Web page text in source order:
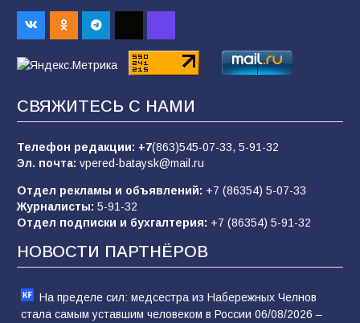
88 06.08.2026
пропагандистский вброс
«Слухами Москву не возьмёшь»: почему
заявления Киева о мобилизации — это
отчаяние, а не разведка
80 02.08.2026
СВЯЖИТЕСЬ С НАМИ
Телефон редакции: +7(863)545-07-33, 5-91-32
Эл. почта: vpered-bataysk@mail.ru
Отдел рекламы и объявлений: +7 (86354) 5-07-33
Журналисты: 5-91-32
Отдел подписки и бухгалтерия: +7 (86354) 5-91-32
НОВОСТИ ПАРТНЁРОВ
На пределе сил: медсестра из Набережных Челнов
стала самым уставшим человеком в России 06/08/2026 –